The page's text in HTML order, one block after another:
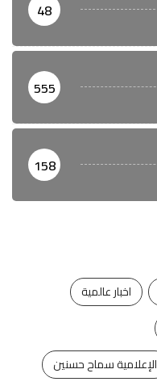
48
555
158
اخبار عالمية
الإعلامية سماح حسنين